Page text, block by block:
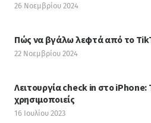
26 Νοεμβρίου 2024
Πώς να βγάλω λεφτά από το
22 Νοεμβρίου 2024
Λειτουργία check in στο iPhone:
χρησιμοποιείς
16 Ιουλίου 2023